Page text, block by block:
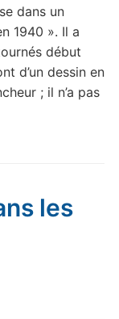
dans un
1940 ». Il a
début
d’un dessin en
; il n’a pas
les